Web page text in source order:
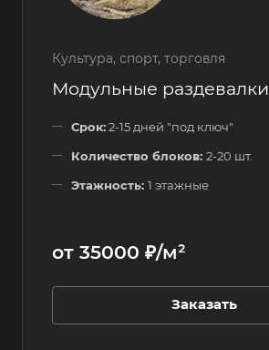
Культура, спорт, торговля
Модульные раздевалки
Срок:2-15 дней "под ключ"
Количество блоков: 2-20 шт.
Этажность: 1 этажные
от 35000 ₽/м²
Заказать